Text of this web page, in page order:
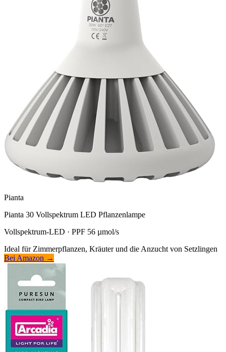
Pianta
Pianta 30 Vollspektrum LED Pflanzenlampe
Vollspektrum-LED · PPF 56 µmol/s
Ideal für Zimmerpflanzen, Kräuter und die Anzucht von Setzlingen
Bei Amazon →